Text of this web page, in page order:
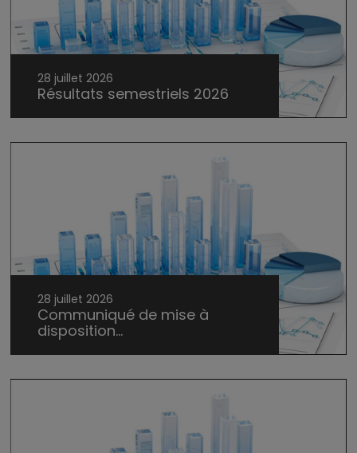
28 juillet 2026
Résultats semestriels 2026
28 juillet 2026
Communiqué de mise à
disposition...